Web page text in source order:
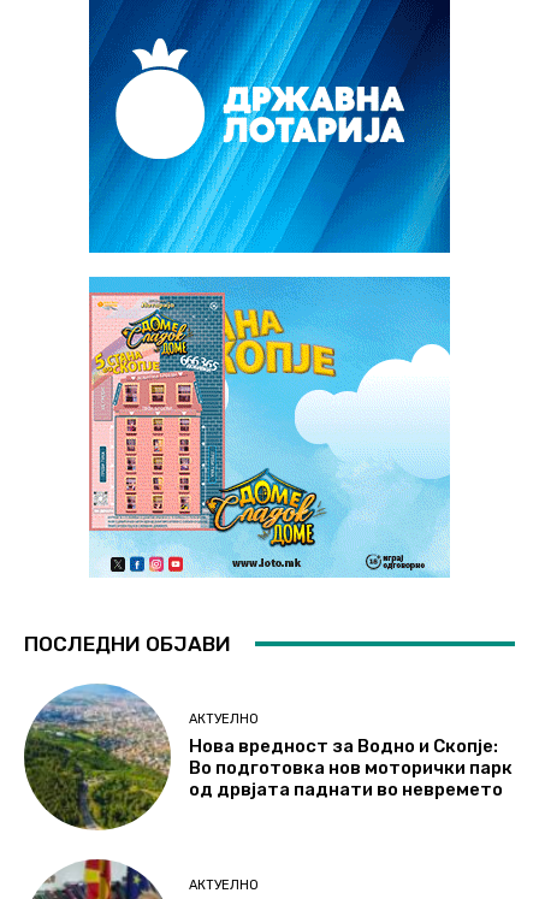
ПОСЛЕДНИ ОБЈАВИ
АКТУЕЛНО
Нова вредност за Водно и Скопје:
Во подготовка нов моторички парк
од дрвјата паднати во невремето
АКТУЕЛНО